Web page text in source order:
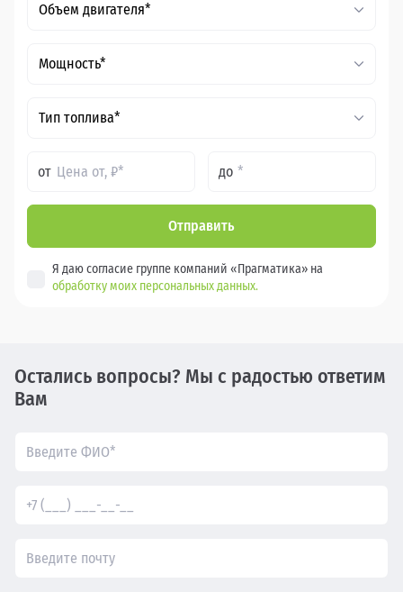
Объем двигателя*
Мощность*
Тип топлива*
от до
Отправить
Я даю согласие группе компаний «Прагматика» на
обработку моих персональных данных.
Остались вопросы? Мы с радостью ответим
Вам